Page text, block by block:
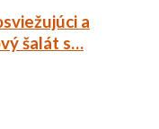
a
šalát s…